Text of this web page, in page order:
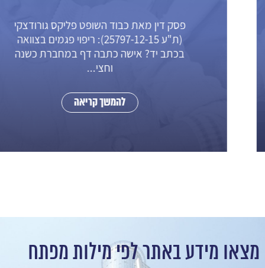
פסק דין מאת כבוד השופט פליקס גורודצקי
(ת"ע 25797-12-15): ריפוי פגמים בצוואה
בכתב יד? אישה כתבה דף במחברת כשנה
להמשך קריאה
מצאו מידע באתר לפי מילות מפתח